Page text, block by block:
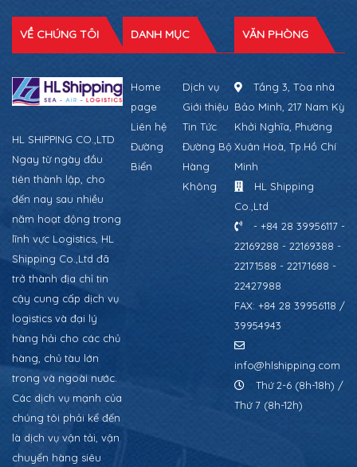
VỀ CHÚNG TÔI
HL SHIPPING CO.,LTD
Ngay từ ngày đầu
tiên thành lập, cho
đến nay sau nhiều
năm hoạt động trong
lĩnh vực Logistics, HL
Shipping Co.,Ltd đã
trở thành địa chỉ tin
cậy cung cấp dịch vụ
logistics và đại lý
hàng hải cho các chủ
hàng, chủ tàu lớn
trong và ngoài nước.
Các dịch vụ mạnh của
chúng tôi phải kể đến
là dịch vụ vận tải, vận
chuyển hàng siêu
DANH MỤC
Home
page
Dịch vụ
Giới thiệu
Liên hệ
Tin Tức
Đường
Biển
Đường Bộ
Hàng
Không
VĂN PHÒNG
Tầng 3, Tòa nhà
Bảo Minh, 217 Nam Kỳ
Khởi Nghĩa, Phường
Xuân Hoà, Tp.Hồ Chí
Minh
HL Shipping
Co.,Ltd
- +84 28 39956117 -
22169288 - 22169388 -
22171588 - 22171688 -
22427988
FAX: +84 28 39956118 /
39954943
info@hlshipping.com
Thứ 2-6 (8h-18h) /
Thứ 7 (8h-12h)